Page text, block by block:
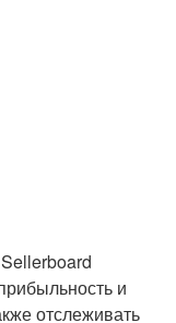
и
отслеживать